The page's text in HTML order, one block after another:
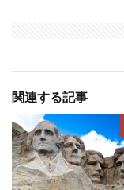
関連する記事